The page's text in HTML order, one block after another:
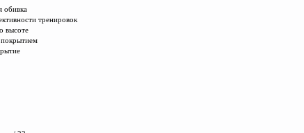
обивка
тренировок
высоте
покрытием